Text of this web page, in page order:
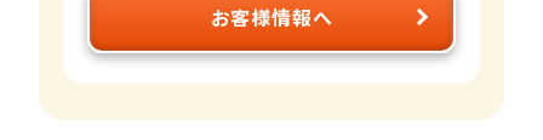
お客様情報へ